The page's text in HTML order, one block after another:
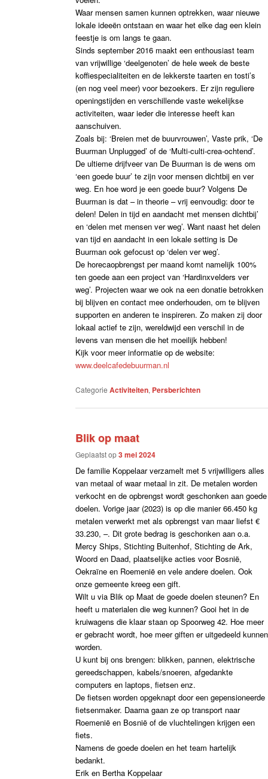
Waar mensen samen kunnen optrekken, waar nieuwe
lokale ideeën ontstaan en waar het elke dag een klein
feestje is om langs te gaan.
Sinds september 2016 maakt een enthousiast team
van vrijwillige ‘deelgenoten’ de hele week de beste
koffiespecialiteiten en de lekkerste taarten en tosti’s
(en nog veel meer) voor bezoekers. Er zijn reguliere
openingstijden en verschillende vaste wekelijkse
activiteiten, waar ieder die interesse heeft kan
aanschuiven.
Zoals bij: ‘Breien met de buurvrouwen’, Vaste prik, ‘De
Buurman Unplugged’ of de ‘Multi-culti-crea-ochtend’.
De ultieme drijfveer van De Buurman is de wens om
‘een goede buur’ te zijn voor mensen dichtbij en ver
weg. En hoe word je een goede buur? Volgens De
Buurman is dat – in theorie – vrij eenvoudig: door te
delen! Delen in tijd en aandacht met mensen dichtbij’
en ‘delen met mensen ver weg’. Want naast het delen
van tijd en aandacht in een lokale setting is De
Buurman ook gefocust op ‘delen ver weg’.
De horecaopbrengst per maand komt namelijk 100%
ten goede aan een project van ‘Hardinxvelders ver
weg’. Projecten waar we ook na een donatie betrokken
bij blijven en contact mee onderhouden, om te blijven
supporten en anderen te inspireren. Zo maken zij door
lokaal actief te zijn, wereldwijd een verschil in de
levens van mensen die het moeilijk hebben!
Kijk voor meer informatie op de website:
www.deelcafedebuurman.nl
Categorie Activiteiten, Persberichten
Blik op maat
Geplaatst op3 mei 2024
De familie Koppelaar verzamelt met 5 vrijwilligers alles
van metaal of waar metaal in zit. De metalen worden
verkocht en de opbrengst wordt geschonken aan goede
doelen. Vorige jaar (2023) is op die manier 66.450 kg
metalen verwerkt met als opbrengst van maar liefst €
33.230, –. Dit grote bedrag is geschonken aan o.a.
Mercy Ships, Stichting Buitenhof, Stichting de Ark,
Woord en Daad, plaatselijke acties voor Bosnië,
Oekraïne en Roemenië en vele andere doelen. Ook
onze gemeente kreeg een gift.
Wilt u via Blik op Maat de goede doelen steunen? En
heeft u materialen die weg kunnen? Gooi het in de
kruiwagens die klaar staan op Spoorweg 42. Hoe meer
er gebracht wordt, hoe meer giften er uitgedeeld kunnen
worden.
U kunt bij ons brengen: blikken, pannen, elektrische
gereedschappen, kabels/snoeren, afgedankte
computers en laptops, fietsen enz.
De fietsen worden opgeknapt door een gepensioneerde
fietsenmaker. Daarna gaan ze op transport naar
Roemenië en Bosnië of de vluchtelingen krijgen een
fiets.
Namens de goede doelen en het team hartelijk
bedankt.
Erik en Bertha Koppelaar